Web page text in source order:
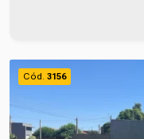
2121 ou fale
Vendas pelo
Cód. 3156